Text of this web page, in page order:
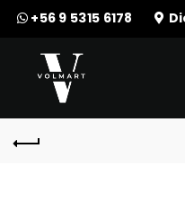
+56 9 5315 6178